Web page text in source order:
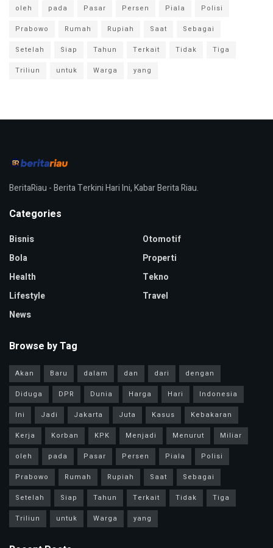
oleh
pada Pasar Persen Piala
Polisi
Prabowo
Rumah Rupiah Saat
Sebagai
Setelah
Siap Tahun Terkait Tidak
Tiga
Triliun
untuk Warga yang
BeritaRiau - Berita Terkini Hari Ini, Kabar Berita Riau.
Categories
Bisnis
Bola
Health
Lifestyle
News
Otomotif
Properti
Tekno
Travel
Browse by Tag
Akan Baru dalam dan dari
dengan
Diduga
DPR Dunia Harga Hari
Indonesia
Ini
Jadi Jakarta Juta Kasus
Kebakaran
Kerja
Korban KPK Menjadi Menurut
Miliar
oleh
pada Pasar Persen Piala
Polisi
Prabowo
Rumah Rupiah Saat
Sebagai
Setelah
Siap Tahun Terkait Tidak
Tiga
Triliun
untuk Warga yang